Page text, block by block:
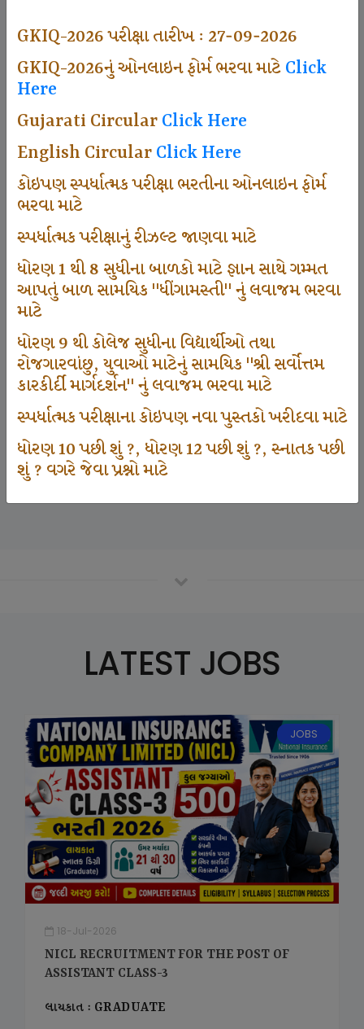
GKIQ-2026 પરીક્ષા તારીખ : 27-09-2026
GKIQ-2026નું ઓનલાઇન ફોર્મ ભરવા માટેClick
Here
Gujarati CircularClick Here
English CircularClick Here
કોઇપણ સ્પર્ધાત્મક પરીક્ષા ભરતીના ઓનલાઇન ફોર્મ
ભરવા માટે
સ્પર્ધાત્મક પરીક્ષાનું રીઝલ્ટ જાણવા માટે
ધોરણ 1 થી 8 સુધીના બાળકો માટે જ્ઞાન સાથે ગમ્મત
આપતું બાળ સામયિક "ધીંગામસ્તી" નું લવાજમ ભરવા
માટે
ધોરણ 9 થી કોલેજ સુધીના વિદ્યાર્થીઓ તથા
રોજગારવાંછુ, યુવાઓ માટેનું સામયિક "શ્રી સર્વોત્તમ
કારકીર્દી માર્ગદર્શન" નું લવાજમ ભરવા માટે
સ્પર્ધાત્મક પરીક્ષાના કોઇપણ નવા પુસ્તકો ખરીદવા માટે
ધોરણ 10 પછી શું ?, ધોરણ 12 પછી શું ?, સ્નાતક પછી
શું ? વગરે જેવા પ્રશ્નો માટે
493
665
Sarvottam Karkirdi Subscripton
1000
Participate School In GKIQ
125000
LATEST JOBS
JOBS
18-Jul-2026
NICL RECRUITMENT FOR THE POST OF
ASSISTANT CLASS-3
લાયકાત : GRADUATE